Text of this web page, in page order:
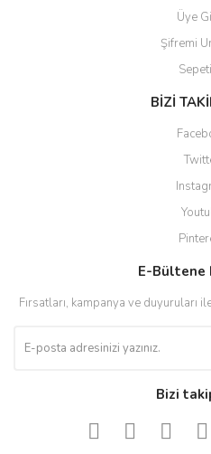
Üye
Şifremi
BİZİ
E-Bültene
Fırsatları, kampanya ve duyuruları
Bizi